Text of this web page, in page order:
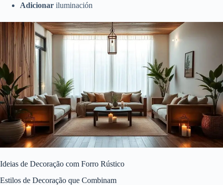
Adicionar iluminación
Ideias de Decoração com Forro Rústico
Estilos de Decoração que Combinam